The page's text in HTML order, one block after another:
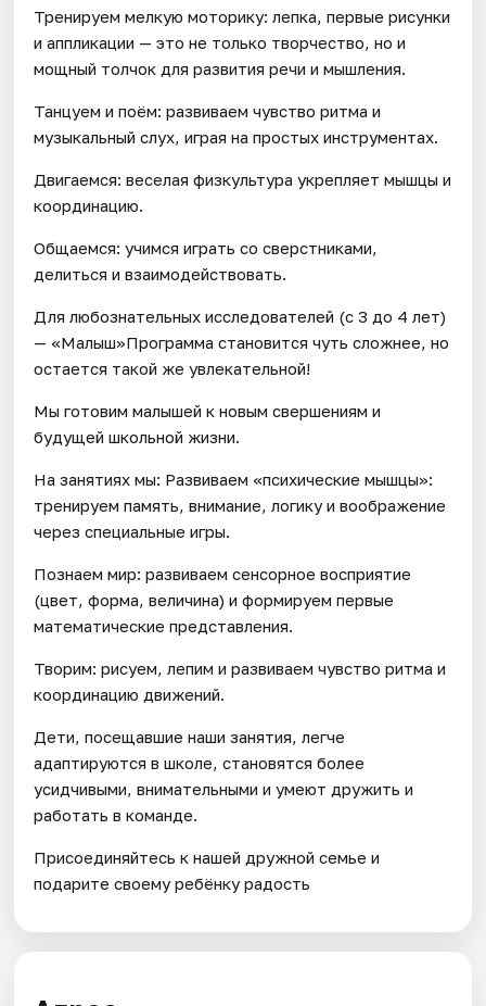
Тренируем мелкую моторику: лепка, первые рисунки
и аппликации — это не только творчество, но и
мощный толчок для развития речи и мышления.
Танцуем и поём: развиваем чувство ритма и
музыкальный слух, играя на простых инструментах.
Двигаемся: веселая физкультура укрепляет мышцы и
координацию.
Общаемся: учимся играть со сверстниками,
делиться и взаимодействовать.
Для любознательных исследователей (с 3 до 4 лет)
— «Малыш»Программа становится чуть сложнее, но
остается такой же увлекательной!
Мы готовим малышей к новым свершениям и
будущей школьной жизни.
На занятиях мы: Развиваем «психические мышцы»:
тренируем память, внимание, логику и воображение
через специальные игры.
Познаем мир: развиваем сенсорное восприятие
(цвет, форма, величина) и формируем первые
математические представления.
Творим: рисуем, лепим и развиваем чувство ритма и
координацию движений.
Дети, посещавшие наши занятия, легче
адаптируются в школе, становятся более
усидчивыми, внимательными и умеют дружить и
работать в команде.
Присоединяйтесь к нашей дружной семье и
подарите своему ребёнку радость